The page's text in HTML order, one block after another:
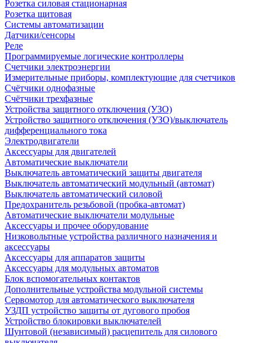
Розетка силовая стационарная
Розетка щитовая
Системы автоматизации
Датчики/сенсоры
Реле
Программируемые логические контроллеры
Счетчики электроэнергии
Измерительные приборы, комплектующие для счетчиков
Счётчики однофазные
Счётчики трехфазные
Устройства защитного отключения (УЗО)
Устройство защитного отключения (УЗО)/выключатель
дифференциального тока
Электродвигатели
Аксессуары для двигателей
Автоматические выключатели
Выключатель автоматический защиты двигателя
Выключатель автоматический модульный (автомат)
Выключатель автоматический силовой
Предохранитель резьбовой (пробка-автомат)
Автоматические выключатели модульные
Аксессуары и прочее оборудование
Низковольтные устройства различного назначения и
аксессуары
Аксессуары для аппаратов защиты
Аксессуары для модульных автоматов
Блок вспомогательных контактов
Дополнительные устройства модульной системы
Сервомотор для автоматического выключателя
УЗДП устройство защиты от дугового пробоя
Устройство блокировки выключателей
Шунтовой (независимый) расцепитель для силового